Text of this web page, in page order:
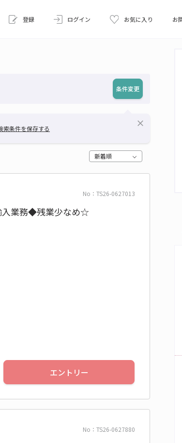
登録 ログイン お気に入り お
条件変更
索条件を保存する
close
新着順
No：TS26-0627013
入業務◆残業少なめ☆
エントリー
No：TS26-0627880